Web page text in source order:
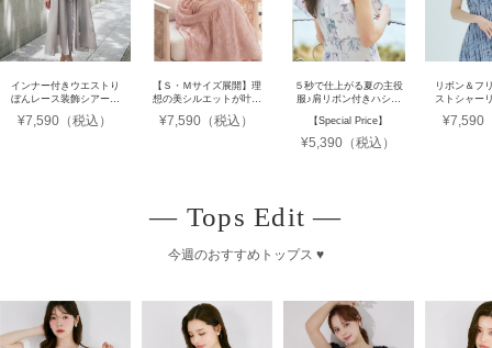
インナー付きウエストり
ぼんレース装飾シアーシ
ャツワンピース
¥7,590（税込）
【Ｓ・Ｍサイズ展開】理
想の美シルエットが叶う
シアーフラワー刺繍シャ
ツワンピース
¥7,590（税込）
５秒で仕上がる夏の主役
服♪肩リボン付きハシゴ
えカシュクールワンピー
ス
【Special Price】
¥5,390（税込）
リボン＆フ
ストシャー
¥7,590
― Tops Edit ―
今週のおすすめトップス ♥